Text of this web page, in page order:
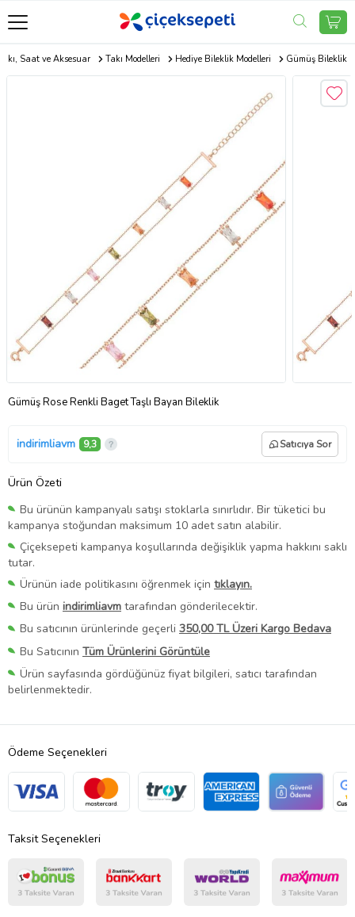
Saat ve Aksesuar Takı Modelleri Hediye Bileklik Modelleri Gümüş Bileklik
Gümüş Rose Renkli Baget Taşlı Bayan Bileklik
indirimliavm 9,3 Satıcıya Sor
Ürün Özeti
Bu ürünün kampanyalı satışı stoklarla sınırlıdır. Bir tüketici bu
kampanya stoğundan maksimum 10 adet satın alabilir.
Çiçeksepeti kampanya koşullarında değişiklik yapma hakkını saklı
tutar.
Ürünün iade politikasını öğrenmek için tıklayın.
Bu ürün indirimliavm tarafından gönderilecektir.
Bu satıcının ürünlerinde geçerli 350,00 TL Üzeri Kargo Bedava
Bu Satıcının Tüm Ürünlerini Görüntüle
Ürün sayfasında gördüğünüz fiyat bilgileri, satıcı tarafından
belirlenmektedir.
Ödeme Seçenekleri
Taksit Seçenekleri